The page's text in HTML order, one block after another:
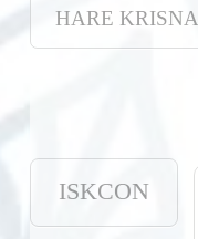
HARE KRISNA
ISKCON